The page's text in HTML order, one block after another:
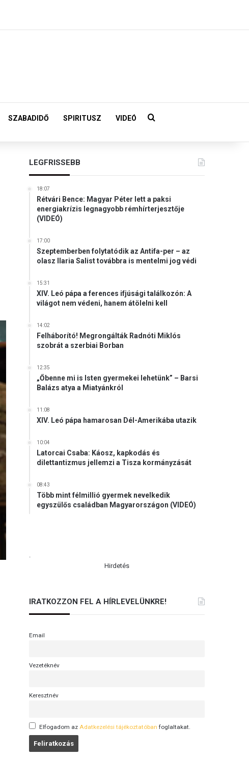
SZABADIDŐ SPIRITUSZ VIDEÓ Keresés:
LEGFRISSEBB
18:07
Rétvári Bence: Magyar Péter lett a paksi
energiakrízis legnagyobb rémhírterjesztője
(VIDEÓ)
17:00
Szeptemberben folytatódik az Antifa-per – az
olasz Ilaria Salist továbbra is mentelmi jog védi
15:31
XIV. Leó pápa a ferences ifjúsági találkozón: A
világot nem védeni, hanem átölelni kell
14:02
Felháborító! Megrongálták Radnóti Miklós
szobrát a szerbiai Borban
12:35
„Őbenne mi is Isten gyermekei lehetünk” – Barsi
Balázs atya a Miatyánkról
11:08
XIV. Leó pápa hamarosan Dél-Amerikába utazik
10:04
Latorcai Csaba: Káosz, kapkodás és
dilettantizmus jellemzi a Tisza kormányzását
08:43
Több mint félmillió gyermek nevelkedik
egyszülős családban Magyarországon (VIDEÓ)
.
Hirdetés
IRATKOZZON FEL A HÍRLEVELÜNKRE!
Email
Vezetéknév
Keresztnév
Elfogadom az Adatkezelési tájékoztatóban foglaltakat.